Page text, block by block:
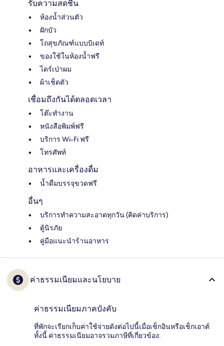
รับความสดชื่น
ห้องน้ำส่วนตัว
ฝักบัว
โถสุขภัณฑ์แบบบิเดท์
ของใช้ในห้องน้ำฟรี
ไดร์เป่าผม
ผ้าเช็ดตัว
เชื่อมถึงกันได้ตลอดเวลา
โต๊ะทำงาน
หนังสือพิมพ์ฟรี
บริการ Wi-Fi ฟรี
โทรศัพท์
อาหารและเครื่องดื่ม
น้ำดื่มบรรจุขวดฟรี
อื่นๆ
บริการทำความสะอาดทุกวัน (คิดค่าบริการ)
ตู้นิรภัย
คู่มือแนะนำร้านอาหาร
ค่าธรรมเนียมและนโยบาย
ค่าธรรมเนียมภาคบังคับ
ที่พักจะเรียกเก็บค่าใช้จ่ายดังต่อไปนี้เมื่อเช็กอินหรือเช็กเอาต์
ทั้งนี้ ค่าธรรมเนียมอาจรวมภาษีที่เกี่ยวข้อง: